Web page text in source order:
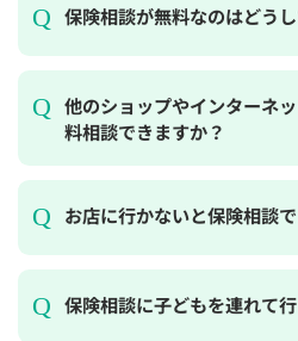
保険相談が無料なのはどう
他のショップやインターネ
料相談できますか？
お店に行かないと保険相談
保険相談に子どもを連れて